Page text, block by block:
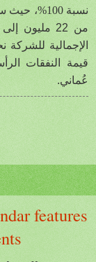
نسبة 100%
، حيث
عُماني.
features